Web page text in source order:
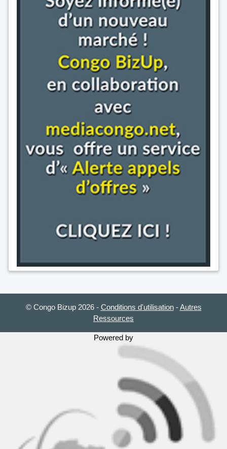
© Congo Bizup 2026 - Conditions d'utilisation-Autres
Ressources
Powered by